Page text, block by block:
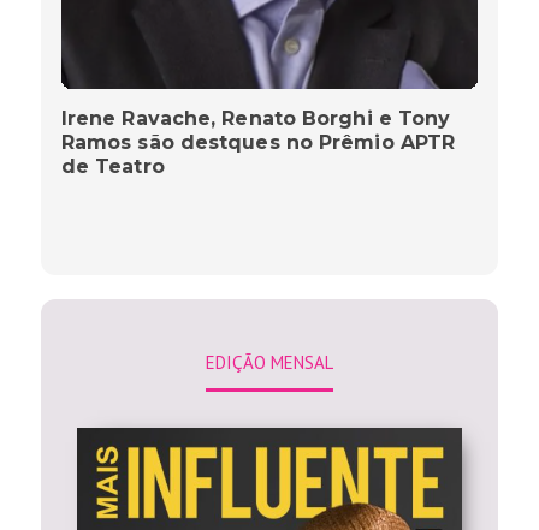
Irene Ravache, Renato Borghi e Tony
Ramos são destques no Prêmio APTR
de Teatro
EDIÇÃO MENSAL